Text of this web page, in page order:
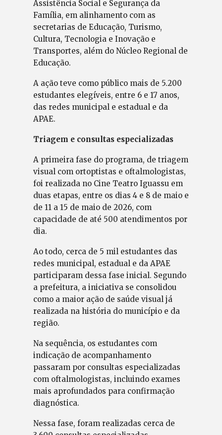
Assistência Social e Segurança da
Família, em alinhamento com as
secretarias de Educação, Turismo,
Cultura, Tecnologia e Inovação e
Transportes, além do Núcleo Regional de
Educação.
A ação teve como público mais de 5.200
estudantes elegíveis, entre 6 e 17 anos,
das redes municipal e estadual e da
APAE.
Triagem e consultas especializadas
A primeira fase do programa, de triagem
visual com ortoptistas e oftalmologistas,
foi realizada no Cine Teatro Iguassu em
duas etapas, entre os dias 4 e 8 de maio e
de 11 a 15 de maio de 2026, com
capacidade de até 500 atendimentos por
dia.
Ao todo, cerca de 5 mil estudantes das
redes municipal, estadual e da APAE
participaram dessa fase inicial. Segundo
a prefeitura, a iniciativa se consolidou
como a maior ação de saúde visual já
realizada na história do município e da
região.
Na sequência, os estudantes com
indicação de acompanhamento
passaram por consultas especializadas
com oftalmologistas, incluindo exames
mais aprofundados para confirmação
diagnóstica.
Nessa fase, foram realizadas cerca de